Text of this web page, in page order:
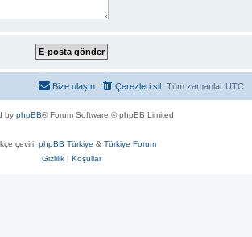
Tüm zamanlar UTC
Çerezleri sil
Bize ulaşın
by phpBB® Forum Software © phpBB Limited
çeviri: phpBB Türkiye & Türkiye Forum
Gizlilik | Koşullar